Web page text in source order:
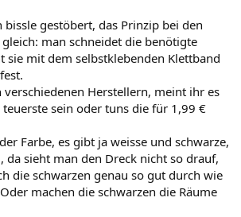
bissle gestöbert, das Prinzip bei den
man schneidet die benötigte
sie mit dem selbstklebenden Klettband
verschiedenen Herstellern, meint ihr es
sein oder tuns die für 1,99 €
Farbe, es gibt ja weisse und schwarze,
da sieht man den Dreck nicht so drauf,
die schwarzen genau so gut durch wie
machen die schwarzen die Räume